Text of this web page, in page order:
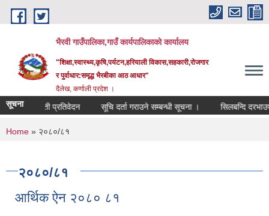
Skip to main content
भैरवी गाउँपालिका,गाउँ कार्यपालिकाको कार्यालय
"शिक्षा,स्वास्थ्य,कृषि,पर्यटन,हरियाली विकास,सहकारी,रोजगार
र पुर्वाधार:समृद्ध भैरबीका आठ आधार"
दैलेख, कर्णाली प्रदेश ।
सूचनाप्रगती प्रतिवेदन सूचि दर्ता गराउने सम्बन्धी सूचना । सिलबन्दि
You are here
Home » २०८०/८१
२०८०/८१
आर्थिक ऐन २०८० ८१